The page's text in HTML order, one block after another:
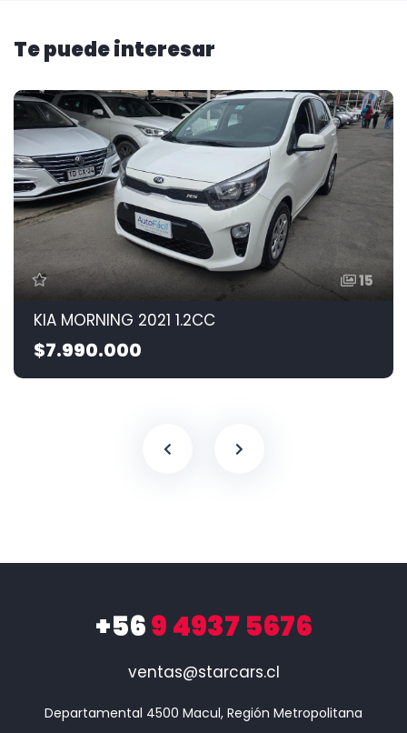
Te puede interesar
15
KIA MORNING 2021 1.2CC
$7.990.000
+569 4937 5676
ventas@starcars.cl